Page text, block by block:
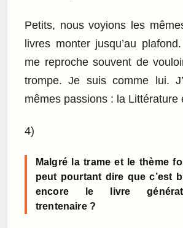
Petits, nous voyions les
livres monter jusqu’au
me reproche souvent de
trompe. Je suis comme lui.
mêmes passions : la Littérature
4)
Malgré la trame et le thème
peut pourtant dire que c’est
encore le livre
trentenaire ?